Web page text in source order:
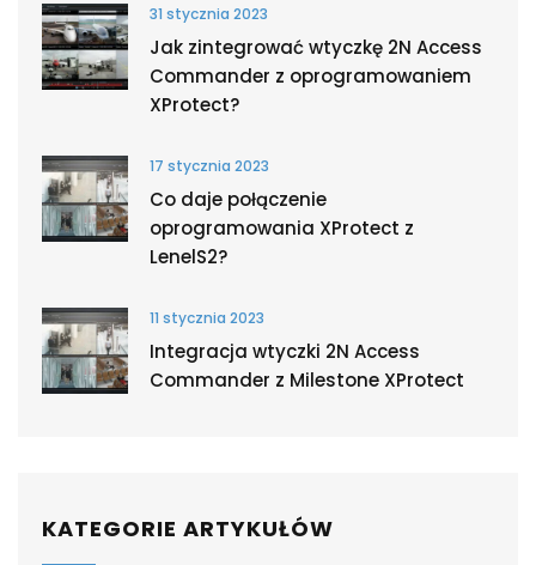
31 stycznia 2023
Jak zintegrować wtyczkę 2N Access
Commander z oprogramowaniem
XProtect?
17 stycznia 2023
Co daje połączenie
oprogramowania XProtect z
LenelS2?
11 stycznia 2023
Integracja wtyczki 2N Access
Commander z Milestone XProtect
KATEGORIE ARTYKUŁÓW